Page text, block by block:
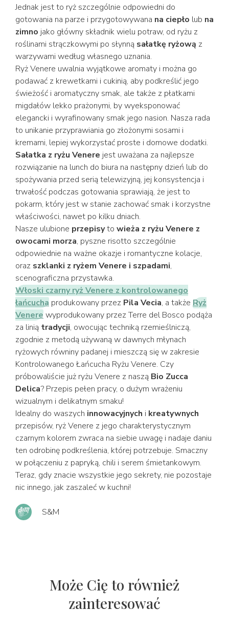
Jednak jest to ryż szczególnie odpowiedni do
gotowania na parze i przygotowywana na ciepło lub na
zimno jako główny składnik wielu potraw, od ryżu z
roślinami strączkowymi po słynną sałatkę ryżową z
warzywami według własnego uznania.
Ryż Venere uwalnia wyjątkowe aromaty i można go
podawać z krewetkami i cukinią, aby podkreślić jego
świeżość i aromatyczny smak, ale także z płatkami
migdałów lekko prażonymi, by wyeksponować
elegancki i wyrafinowany smak jego nasion. Nasza rada
to unikanie przyprawiania go złożonymi sosami i
kremami, lepiej wykorzystać proste i domowe dodatki.
Sałatka z ryżu Venere jest uważana za najlepsze
rozwiązanie na lunch do biura na następny dzień lub do
spożywania przed serią telewizyjną, jej konsystencja i
trwałość podczas gotowania sprawiają, że jest to
pokarm, który jest w stanie zachować smak i korzystne
właściwości, nawet po kilku dniach.
Nasze ulubione przepisyto wieża z ryżu Venere z
owocami morza, pyszne risotto szczególnie
odpowiednie na ważne okazje i romantyczne kolacje,
oraz szklanki z ryżem Venere i szpadami,
scenograficzna przystawka.
Włoski czarny ryż Venere z kontrolowanego
łańcucha produkowany przez Pila Vecia, a także Ryż
Venerewyprodukowany przez Terre del Bosco podąża
za linią tradycji, owocując techniką rzemieślniczą,
zgodnie z metodą używaną w dawnych młynach
ryżowych równiny padanej i mieszczą się w zakresie
Kontrolowanego Łańcucha Ryżu Venere. Czy
próbowaliście już ryżu Venere z naszą Bio Zucca
Delica? Przepis pełen pracy, o dużym wrażeniu
wizualnym i delikatnym smaku!
Idealny do waszych innowacyjnych i kreatywnych
przepisów, ryż Venere z jego charakterystycznym
czarnym kolorem zwraca na siebie uwagę i nadaje daniu
ten odrobinę podkreślenia, której potrzebuje. Smaczny
w połączeniu z papryką, chili i serem śmietankowym.
Teraz, gdy znacie wszystkie jego sekrety, nie pozostaje
nic innego, jak zaszaleć w kuchni!
S&M
Może Cię to również
zainteresować